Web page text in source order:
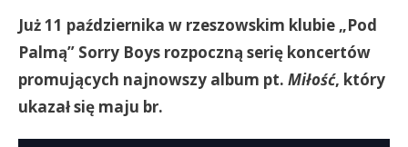
Już 11 października w rzeszowskim klubie „Pod
Palmą” Sorry Boys rozpoczną serię koncertów
promujących najnowszy album pt. Miłość, który
ukazał się maju br.